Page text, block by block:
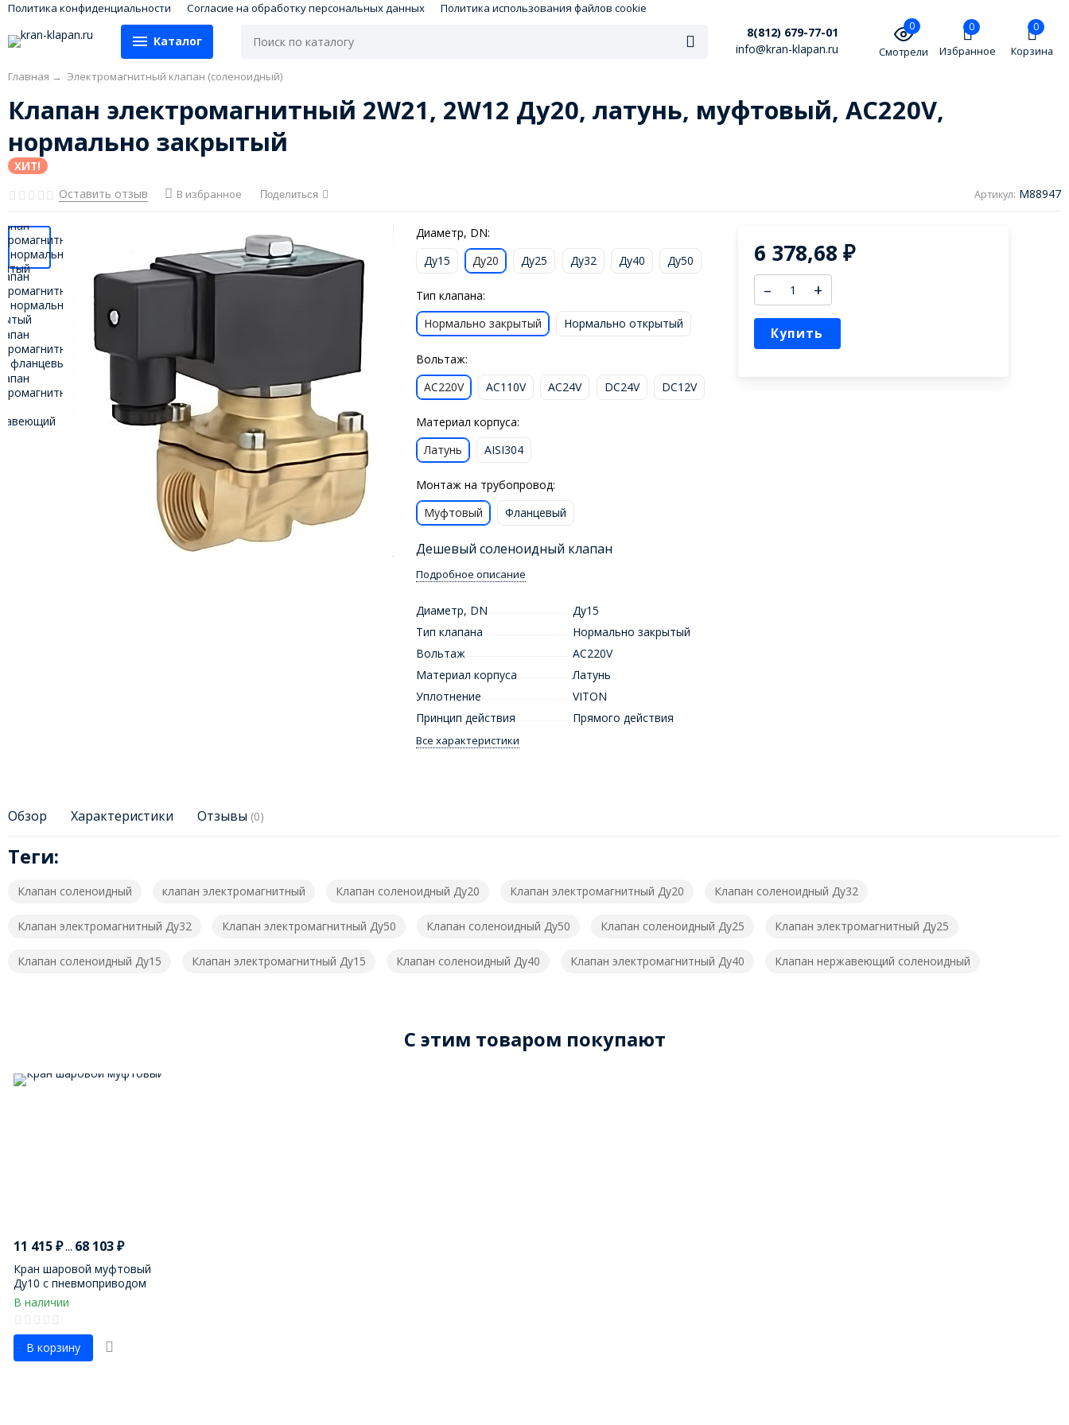
Политика конфиденциальности Согласие на обработку персональных данных Политика использования файлов cookie
Каталог
8(812) 679-77-01
info@kran-klapan.ru
0
Смотрели
0
Избранное
0
Корзина
Главная → Электромагнитный клапан (соленоидный)
Клапан электромагнитный 2W21, 2W12 Ду20, латунь, муфтовый, AC220V,
нормально закрытый
ХИТ!
Оставить отзыв В избранное Поделиться Артикул: M88947
Диаметр, DN:
Ду15
Ду20 Ду25 Ду32 Ду40 Ду50
Тип клапана:
Нормально закрытый
Нормально открытый
Вольтаж:
AC220V
AC110V AC24V DC24V DC12V
Материал корпуса:
Латунь
AISI304
Монтаж на трубопровод:
Муфтовый
Фланцевый
Дешевый соленоидный клапан
Подробное описание
Диаметр, DN
Ду15
Тип клапана
Нормально закрытый
Вольтаж
AC220V
Материал корпуса
Латунь
Уплотнение
VITON
Принцип действия
Прямого действия
Все характеристики
6 378,68 ₽
– +
Купить
Обзор Характеристики Отзывы (0)
Теги:
Клапан соленоидный клапан электромагнитный Клапан соленоидный Ду20 Клапан электромагнитный Ду20 Клапан соленоидный Ду32
Клапан электромагнитный Ду32 Клапан электромагнитный Ду50 Клапан соленоидный Ду50 Клапан соленоидный Ду25 Клапан электромагнитный Ду25
Клапан соленоидный Ду15 Клапан электромагнитный Ду15 Клапан соленоидный Ду40 Клапан электромагнитный Ду40 Клапан нержавеющий соленоидный
C этим товаром покупают
11 415₽... 68 103₽
Кран шаровой муфтовый
Ду10 с пневмоприводом
В наличии
В корзину